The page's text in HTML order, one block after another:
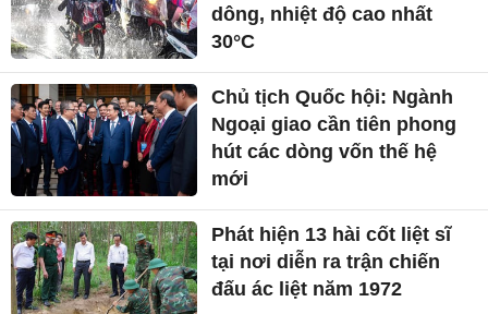
dông, nhiệt độ cao nhất
30°C
Chủ tịch Quốc hội: Ngành
Ngoại giao cần tiên phong
hút các dòng vốn thế hệ
mới
Phát hiện 13 hài cốt liệt sĩ
tại nơi diễn ra trận chiến
đấu ác liệt năm 1972